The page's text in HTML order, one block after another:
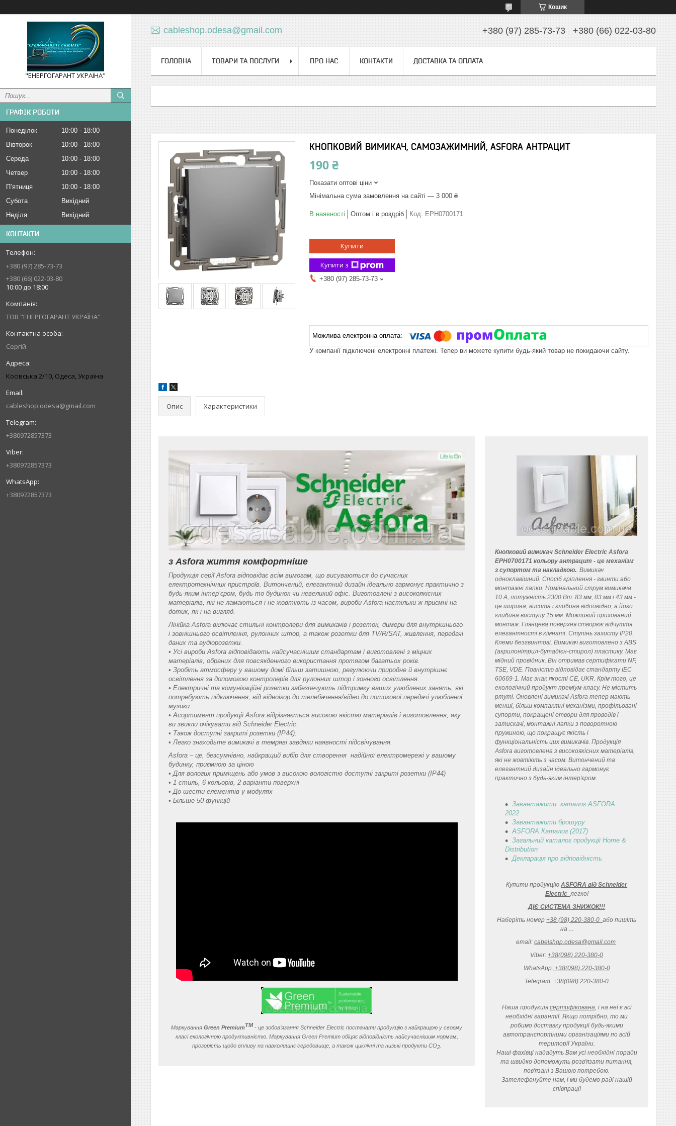
Кошик
"ЕНЕРГОГАРАНТ УКРАЇНА"
ГРАФІК РОБОТИ
Понеділок 10:00
18:00
Вівторок
10:00
18:00
Середа
10:00
18:00
Четвер
10:00
18:00
Пʼятниця
10:00
18:00
Субота
Вихідний
Неділя
Вихідний
КОНТАКТИ
+380 (97) 285-73-73
+380 (66) 022-03-80
10:00 до 18:00
ТОВ "ЕНЕРГОГАРАНТ УКРАЇНА"
Сергій
Косівська 2/10, Одеса, Україна
cableshop.odesa@gmail.com
+380972857373
+380972857373
+380972857373
cableshop.odesa@gmail.com +380 (97) 285-73-73 +380 (66) 022-03-80
ГОЛОВНА ТОВАРИ ТА ПОСЛУГИ ПРО НАС КОНТАКТИ ДОСТАВКА ТА ОПЛАТА
КНОПКОВИЙ ВИМИКАЧ, САМОЗАЖИМНИЙ, ASFORA АНТРАЦИТ
190 ₴
Показати оптові ціни
Мінімальна сума замовлення на сайті — 3 000 ₴
В наявності Оптом і в роздріб Код: EPH0700171
Купити
Купити з
+380 (97) 285-73-73
У компанії підключені електронні платежі. Тепер ви можете купити будь-який товар не покидаючи сайту.
Опис Характеристики
з Asfora життя комфортніше
Продукція серії Asfora відповідає всім вимогам, що висуваються до сучасних
електротехнічних пристроїв. Витончений, елегантний дизайн ідеально гармонує практично з
будь-яким інтер’єром, будь то будинок чи невеликий офіс. Виготовлені з високоякісних
матеріалів, які не ламаються і не жовтіють із часом, вироби Asfora настільки ж приємні на
дотик, як і на вигляд.
Лінійка Asfora включає стильні контролери для вимикачів і розеток, димери для внутрішнього
і зовнішнього освітлення, рулонних штор, а також розетки для TV/R/SAT, живлення, передачі
даних та аудіорозетки.
• Усі вироби Asfora відповідають найсучаснішим стандартам і виготовлені з міцних
матеріалів, обраних для повсякденного використання протягом багатьох років.
• Зробіть атмосферу у вашому домі більш затишною, регулюючи природне й внутрішнє
освітлення за допомогою контролерів для рулонних штор і зонного освітлення.
• Електричні та комунікаційні розетки забезпечують підтримку ваших улюблених занять, які
потребують підключення, від відеоігор до телебачення/відео до потокової передачі улюбленої
музики.
• Асортимент продукції Asfora відрізняється високою якістю матеріалів і виготовлення, яку
ви звикли очікувати від Schneider Electric.
• Також доступні закриті розетки (IP44).
• Легко знаходьте вимикачі в темряві завдяки наявності підсвічування.
Asfora – це, безсумнівно, найкращий вибір для створення надійної електромережі у вашому
будинку, приємною за ціною
• Для вологих приміщень або умов з високою вологістю доступні закриті розетки (IP44)
• 1 стиль, 6 кольорів, 2 варіанти поверхні
• До шести елементів у модулях
• Більше 50 функцій
МаркуванняGreen PremiumTM - це зобов’язання Schneider Electric постачати продукцію з найкращою у своєму
класі екологічною продуктивністю. Маркування Green Premium обіцяє відповідність найсучаснішим нормам,
прозорість щодо впливу на навколишнє середовище, а також циклічні та низькі продукти CO2.
Кнопковий вимикач Schneider Electric Asfora
EPH0700171 кольору антрацит - це механізм
з супортом та накладкою.. Вимикач
одноклавішний. Спосіб кріплення - гвинти або
монтажні лапки. Номінальний струм вимикача
10 A, потужність 2300 Вт. 83 мм, 83 мм і 43 мм -
це ширина, висота і глибина відповідно, а його
глибина виступу 15 мм. Можливий прихований
монтаж. Глянцева поверхня створює відчуття
елегантності в кімнаті. Ступінь захисту IP20.
Клеми безгвинтові. Вимикач виготовлено з ABS
(акрилонітрил-бутадієн-стирол) пластику. Має
мідний провідник. Він отримав сертифікати NF,
TSE, VDE. Повністю відповідає стандарту IEC
60669-1. Має знак якості CE, UKR. Крім того, це
екологічний продукт преміум-класу. Не містить
ртуті. Оновлені вимикачі Asfora тепер мають
менші, більш компактні механізми, профільовані
супорти, покращені отвори для проводів і
затискачі, монтажні лапки з поворотною
пружиною, що покращує якість і
функціональність цих вимикачів. Продукція
Asfora виготовлена з високоякісних матеріалів,
які не жовтіють з часом. Витончений та
елегантний дизайн ідеально гармонує
практично з будь-яким інтер'єром.
Завантажити каталог ASFORA
2022
Завантажити брошуру
ASFORA Каталог (2017)
Загальний каталог продукції Home &
Distribution
Деклараціяпро відповідність
Купити продукціюASFORA від Schneider
Electricлегко!
ДІЄ СИСТЕМА ЗНИЖОК!!!
Наберіть номер+38 (98) 220-380-0або пишіть
на ...
email:cabelshop.odesa@gmail.com
Viber:+38(098) 220-380-0
WhatsApp:+38(098) 220-380-0
Telegram:+38(098) 220-380-0
Наша продукція сертифікована, і на неї є всі
необхідні гарантії. Якщо потрібно, то ми
робимо доставку продукції будь-якими
автотранспортними організаціями по всій
території України.
Наші фахівці нададуть Вам усі необхідні поради
та швидко допоможуть розв'язати питання,
пов'язані з Вашою потребою.
Зателефонуйте нам, і ми будемо раді нашій
співпраці!